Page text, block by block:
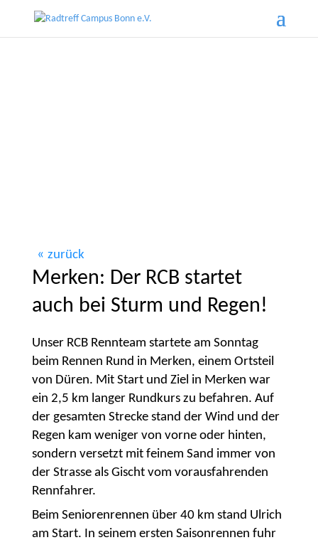
zurück
Merken: Der RCB startet
auch bei Sturm und Regen!
Unser RCB Rennteam startete am Sonntag
beim Rennen Rund in Merken, einem Ortsteil
von Düren. Mit Start und Ziel in Merken war
ein 2,5 km langer Rundkurs zu befahren. Auf
der gesamten Strecke stand der Wind und der
Regen kam weniger von vorne oder hinten,
sondern versetzt mit feinem Sand immer von
der Strasse als Gischt vom vorausfahrenden
Rennfahrer.
Beim Seniorenrennen über 40 km stand Ulrich
am Start. In seinem ersten Saisonrennen fuhr